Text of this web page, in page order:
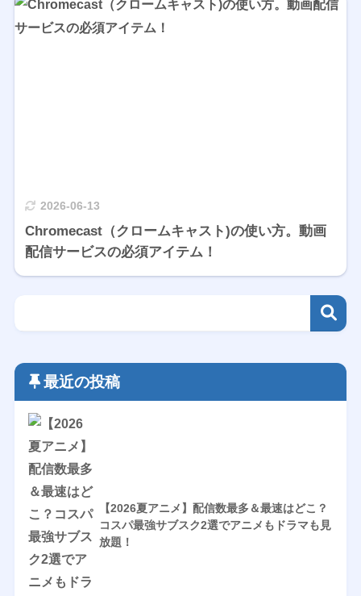
2026-06-13
Chromecast（クロームキャスト)の使い方。動画
配信サービスの必須アイテム！
最近の投稿
【2026夏アニメ】配信数最多＆最速はどこ？
コスパ最強サブスク2選でアニメもドラマも見
放題！